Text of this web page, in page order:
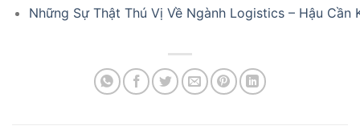
Những Sự Thật Thú Vị Về Ngành Logistics – Hậu Cần